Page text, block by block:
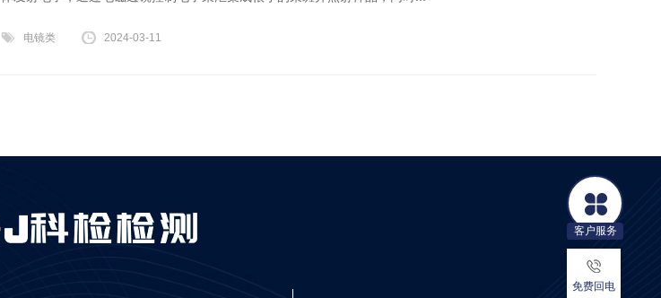
电镜类 2024-03-11
客户服务
免费回电